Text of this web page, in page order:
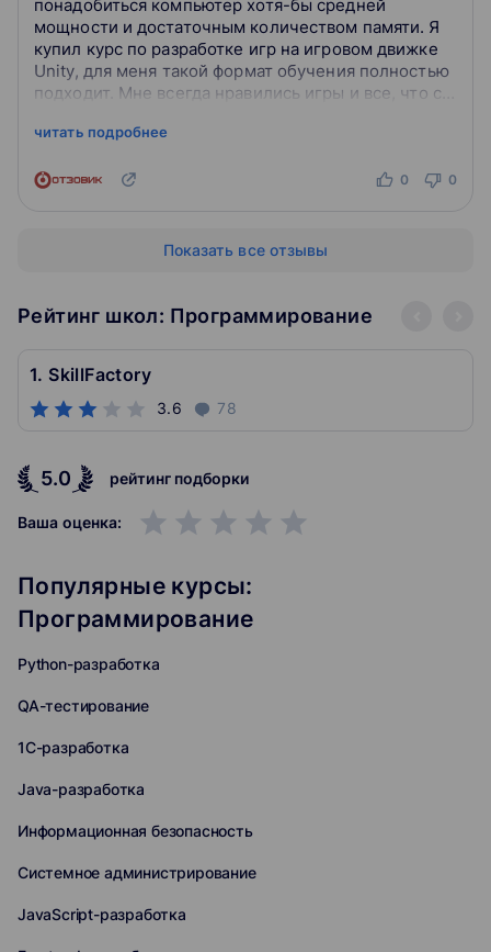
понадобиться компьютер хотя-бы средней
мощности и достаточным количеством памяти. Я
купил курс по разработке игр на игровом движке
Unity, для меня такой формат обучения полностью
подходит. Мне всегда нравились игры и все, что с
читать подробнее
0 0
Показать все отзывы
Рейтинг школ: Программирование
1. SkillFactory
3.6 78
5.0 рейтинг подборки
Ваша оценка: grade grade grade grade grade
Популярные курсы:
Программирование
Python-разработка
QA-тестирование
1C-разработка
Java-разработка
Информационная безопасность
Системное администрирование
JavaScript-разработка